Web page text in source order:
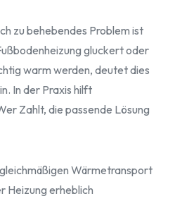
zu behebendes Problem ist
gluckert oder
warm werden, deutet dies
In der Praxis hilft
Zahlt, die passende Lösung
Wärmetransport
Heizung erheblich